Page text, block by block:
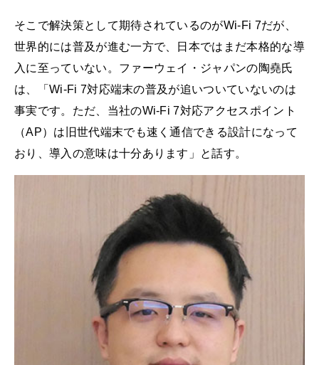
そこで解決策として期待されているのがWi-Fi 7だが、
世界的には普及が進む一方で、日本ではまだ本格的な導
入に至っていない。ファーウェイ・ジャパンの陶堯氏
は、「Wi-Fi 7対応端末の普及が追いついていないのは
事実です。ただ、当社のWi-Fi 7対応アクセスポイント
（AP）は旧世代端末でも速く通信できる設計になって
おり、導入の意味は十分あります」と話す。